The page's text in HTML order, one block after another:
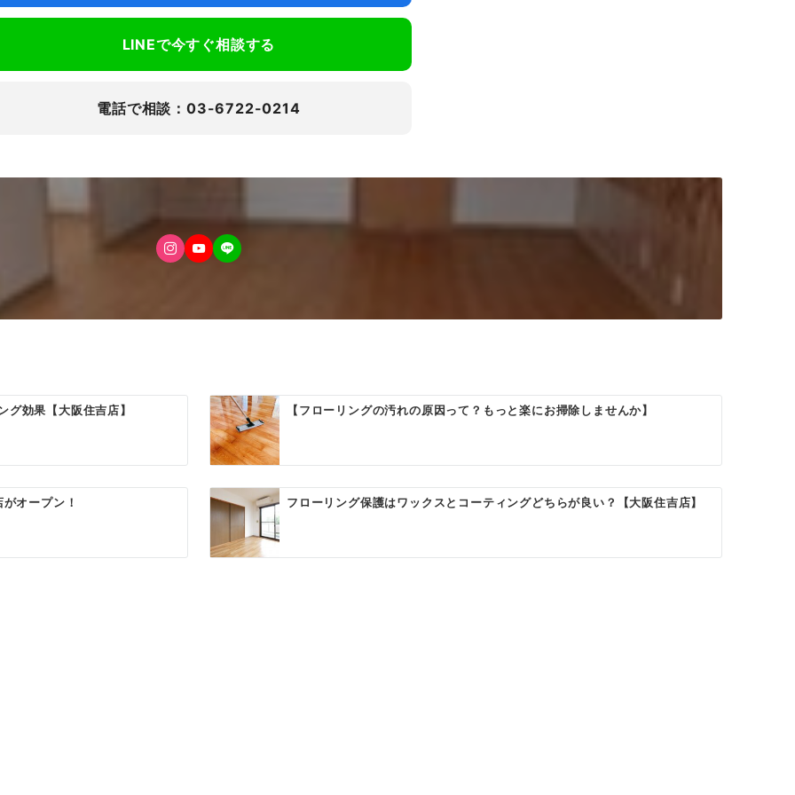
LINEで今すぐ相談する
電話で相談：03-6722-0214
グ効果【大阪住吉店】 【フローリングの汚れの原因って？もっと楽にお掃除しませんか】
オープン！ フローリング保護はワックスとコーティングどちらが良い？【大阪住吉店】